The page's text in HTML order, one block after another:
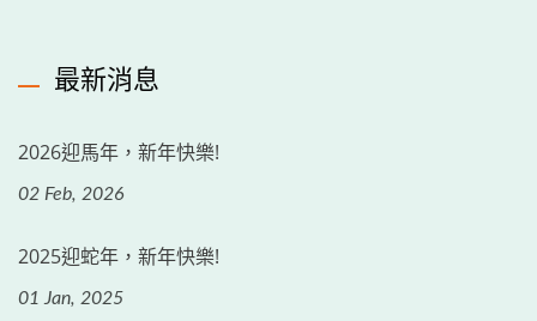
最新消息
2026迎馬年，新年快樂!
02 Feb, 2026
2025迎蛇年，新年快樂!
01 Jan, 2025